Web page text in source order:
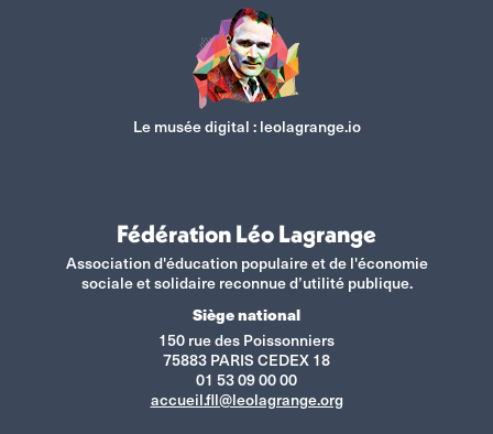
Le musée digital :leolagrange.io
Fédération Léo Lagrange
Association d'éducation populaire et de l'économie
sociale et solidaire reconnue d’utilité publique.
Siège national
150 rue des Poissonniers
75883 PARIS CEDEX 18
01 53 09 00 00
accueil.fll@leolagrange.org